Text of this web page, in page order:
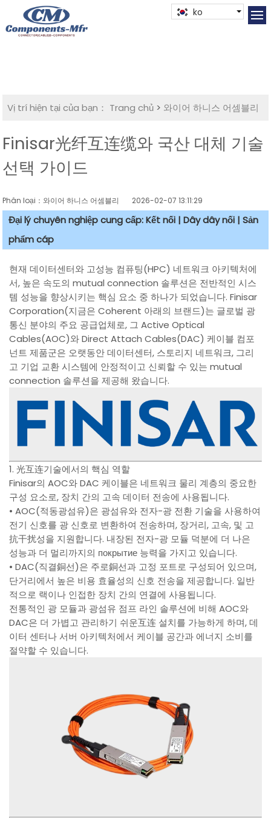
ko
Vị trí hiện tại của bạn： Trang chủ > 와이어 하니스 어셈블리
Finisar光纤互连缆와 국산 대체 기술
선택 가이드
Phân loại：와이어 하니스 어셈블리 2026-02-07 13:11:29
Đại lý chuyên nghiệp cung cấp: Kết nối | Dây dây nối | Sản
phẩm cáp
현재 데이터센터와 고성능 컴퓨팅(HPC) 네트워크 아키텍처에
서, 높은 속도의 mutual connection 솔루션은 전반적인 시스
템 성능을 향상시키는 핵심 요소 중 하나가 되었습니다. Finisar
Corporation(지금은 Coherent 아래의 브랜드)는 글로벌 광
통신 분야의 주요 공급업체로, 그 Active Optical
Cables(AOC)와 Direct Attach Cables(DAC) 케이블 컴포
넌트 제품군은 오랫동안 데이터센터, 스토리지 네트워크, 그리
고 기업 교환 시스템에 안정적이고 신뢰할 수 있는 mutual
connection 솔루션을 제공해 왔습니다.
1. 光互连기술에서의 핵심 역할
Finisar의 AOC와 DAC 케이블은 네트워크 물리 계층의 중요한
구성 요소로, 장치 간의 고속 데이터 전송에 사용됩니다.
• AOC(적동광섬유)은 광섬유와 전자-광 전환 기술을 사용하여
전기 신호를 광 신호로 변환하여 전송하며, 장거리, 고속, 및 고
抗干扰성을 지원합니다. 내장된 전자-광 모듈 덕분에 더 나은
성능과 더 멀리까지의 покрытие 능력을 가지고 있습니다.
• DAC(직결銅선)은 주로銅선과 고정 포트로 구성되어 있으며,
단거리에서 높은 비용 효율성의 신호 전송을 제공합니다. 일반
적으로 랙이나 인접한 장치 간의 연결에 사용됩니다.
전통적인 광 모듈과 광섬유 점프 라인 솔루션에 비해 AOC와
DAC은 더 가볍고 관리하기 쉬운互连 설치를 가능하게 하며, 데
이터 센터나 서버 아키텍처에서 케이블 공간과 에너지 소비를
절약할 수 있습니다.